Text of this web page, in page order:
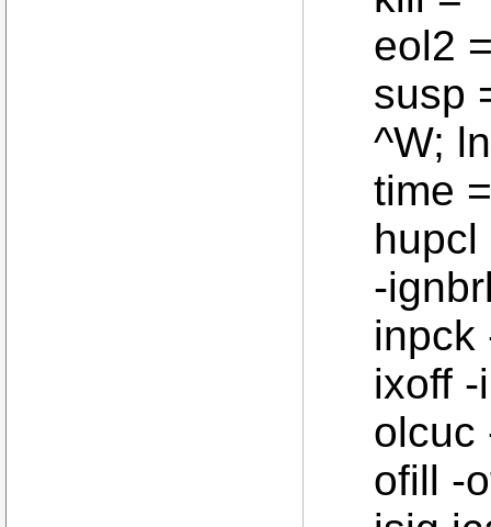
eol2
susp
^W;
time
hupcl
-
inpck
ixoff
olcuc
ofill -